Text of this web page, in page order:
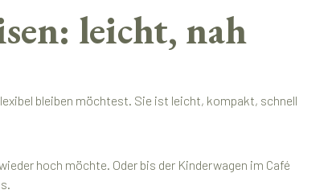
leicht, nah
bleiben möchtest. Sie ist leicht, kompakt, schnell
hoch möchte. Oder bis der Kinderwagen im Café